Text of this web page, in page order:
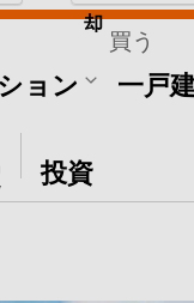
買う
ョン 一戸
その他
投資
却